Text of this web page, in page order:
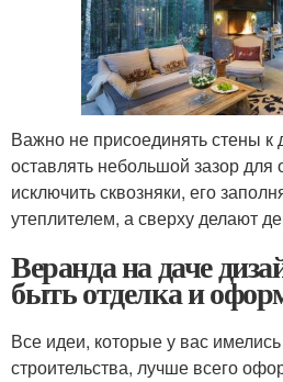
Важно не присоединять стены
оставлять небольшой зазор для
исключить сквозняки, его
утеплителем, а сверху делают
Веранда на даче
быть отделка и
Все идеи, которые у вас
строительства, лучше всего